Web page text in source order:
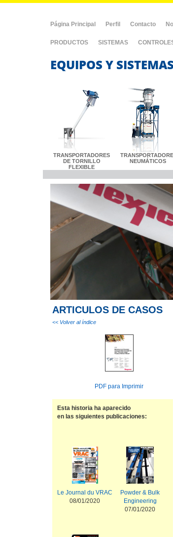
Página Principal Perfil Contacto
PRODUCTOS SISTEMAS
EQUIPOS Y
TRANSPORTADORES
DE TORNILLO
FLEXIBLE
NEUMÁTICOS
ARTICULOS DE CASOS
<< Volver al índice
PDF para Imprimir
Esta historia ha aparecido
en las siguientes publicaciones:
Le Journal du VRAC
08/01/2020
Powder & Bulk
Engineering
07/01/2020